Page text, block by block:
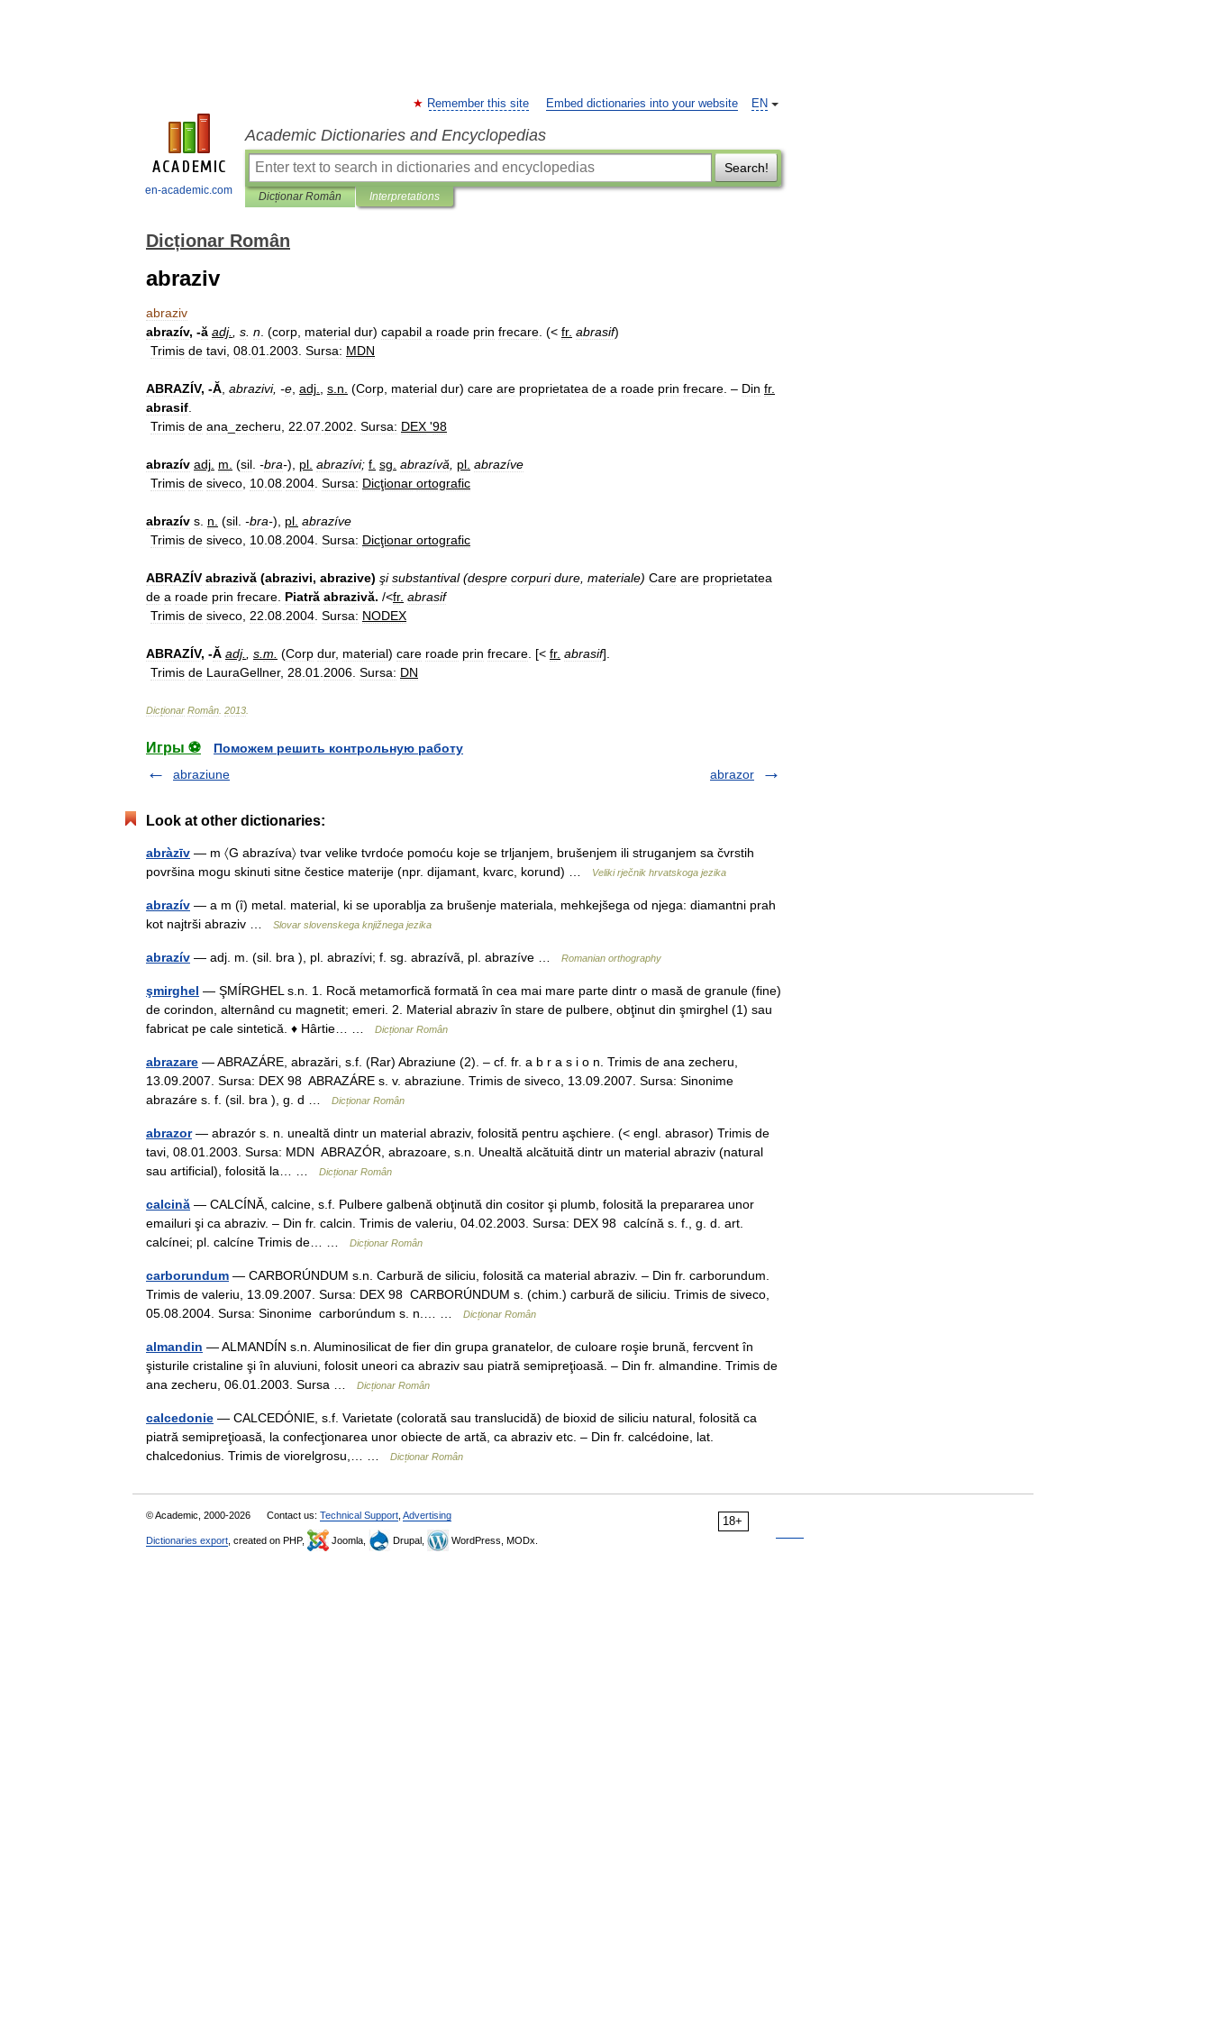
en-academic.com
EN
Remember this site Embed dictionaries into your website
Academic Dictionaries and Encyclopedias
Search!
Dicționar Român Interpretations
Dicționar Român
abraziv
abraziv
abrazív, -ă adj. s n . (corp material dur) capabil a roade prin frecare . (< fr. abrasif)
Trimis de tavi 08 01 2003 Sursa: MDN
ABRAZÍV, -Ă abrazivi, -e adj s n (Corp material dur) care are proprietatea de a roade prin frecare . – Din fr.
abrasif
Trimis de ana zecheru 22 07 2002 Sursa: DEX '98
abrazív adj m (sil -bra-), pl abrazívi; f sg abrazívă pl abrazíve
Trimis de siveco 10 08 2004 Sursa: Dicţionar ortografic
abrazív s n (sil -bra-), pl abrazíve
Trimis de siveco 10 08 2004 Sursa: Dicţionar ortografic
ABRAZÍV abrazivă (abrazivi, abrazive) şi substantival(despre corpuri dure materiale) Care are proprietatea
de a roade prin frecare Piatră abrazivă. /<fr. abrasif
Trimis de siveco 22 08 2004 Sursa: NODEX
ABRAZÍV, -Ă adj. s m (Corp dur, material) care roade prin frecare . [< fr. abrasif].
Trimis de LauraGellner, 28 01 2006 Sursa: DN
Dicționar Român 2013
Игры ⚽
Поможем решить контрольную работу
abraziune
abrazor
Look at other dictionaries:
abràzīv — m 〈G abrazíva〉 tvar velike tvrdoće pomoću koje se trljanjem, brušenjem ili struganjem sa čvrstih
površina mogu skinuti sitne čestice materije (npr. dijamant, kvarc, korund) …
Veliki rječnik hrvatskoga jezika
abrazív — a m (ȋ) metal. material, ki se uporablja za brušenje materiala, mehkejšega od njega: diamantni prah
kot najtrši abraziv …
Slovar slovenskega knjižnega jezika
abrazív — adj. m. (sil. bra ), pl. abrazívi; f. sg. abrazívã, pl. abrazíve … Romanian orthography
şmirghel — ŞMÍRGHEL s.n. 1. Rocă metamorfică formată în cea mai mare parte dintr o masă de granule (fine)
de corindon, alternând cu magnetit; emeri. 2. Material abraziv în stare de pulbere, obţinut din şmirghel (1) sau
fabricat pe cale sintetică. ♦ Hârtie… …
Dicționar Român
abrazare — ABRAZÁRE, abrazări, s.f. (Rar) Abraziune (2). – cf. fr. a b r a s i o n. Trimis de ana zecheru,
13.09.2007. Sursa: DEX 98 ABRAZÁRE s. v. abraziune. Trimis de siveco, 13.09.2007. Sursa: Sinonime
abrazáre s. f. (sil. bra ), g. d …
Dicționar Român
abrazor— abrazór s. n. unealtă dintr un material abraziv, folosită pentru aşchiere. (< engl. abrasor) Trimis de
tavi, 08.01.2003. Sursa: MDN ABRAZÓR, abrazoare, s.n. Unealtă alcătuită dintr un material abraziv (natural
sau artificial), folosită la… …
Dicționar Român
calcină — CALCÍNĂ, calcine, s.f. Pulbere galbenă obţinută din cositor şi plumb, folosită la prepararea unor
emailuri şi ca abraziv. – Din fr. calcin. Trimis de valeriu, 04.02.2003. Sursa: DEX 98 calcínă s. f., g. d. art.
calcínei; pl. calcíne Trimis de… …
Dicționar Român
carborundum — CARBORÚNDUM s.n. Carbură de siliciu, folosită ca material abraziv. – Din fr. carborundum.
Trimis de valeriu, 13.09.2007. Sursa: DEX 98 CARBORÚNDUM s. (chim.) carbură de siliciu. Trimis de siveco,
05.08.2004. Sursa: Sinonime carborúndum s. n.… …
Dicționar Român
almandin — ALMANDÍN s.n. Aluminosilicat de fier din grupa granatelor, de culoare roşie brună, fercvent în
şisturile cristaline şi în aluviuni, folosit uneori ca abraziv sau piatră semipreţioasă. – Din fr. almandine. Trimis de
ana zecheru, 06.01.2003. Sursa …
Dicționar Român
calcedonie — CALCEDÓNIE, s.f. Varietate (colorată sau translucidă) de bioxid de siliciu natural, folosită ca
piatră semipreţioasă, la confecţionarea unor obiecte de artă, ca abraziv etc. – Din fr. calcédoine, lat.
chalcedonius. Trimis de viorelgrosu,… …
Dicționar Român
18+
© Academic, 2000-2026 Contact us: Technical Support Advertising
Dictionaries export , created on PHP, Joomla, Drupal, WordPress, MODx.